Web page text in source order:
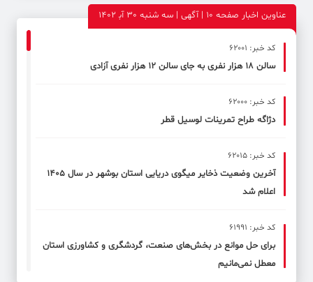
عناوین اخبار صفحه ۱۰ | آگهی | سه شنبه 30 آب‍ 1402
کد خبر: 62001
سالن ۱۸ هزار نفری به جای سالن ۱۲ هزار نفری آزادی
کد خبر: 62000
دژاگه طراح تمرینات لوسیل قطر
کد خبر: 62015
آخرین وضعیت ذخایر میگوی دریایی استان بوشهر در سال ۱۴۰۵
اعلام شد
کد خبر: 61991
برای حل موانع در بخش‌های صنعت، گردشگری و کشاورزی استان
معطل نمی‌مانیم